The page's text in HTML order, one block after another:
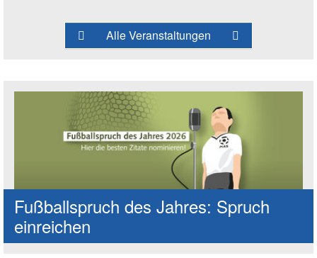
Alle Veranstaltungen
Fußballspruch des Jahres: Spruch
einreichen